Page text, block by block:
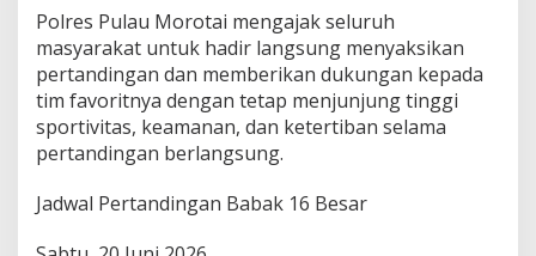
a
k
1
6
B
e
a
T
Polres Pulau Morotai mengajak seluruh
masyarakat untuk hadir langsung menyaksikan
pertandingan dan memberikan dukungan kepada
tim favoritnya dengan tetap menjunjung tinggi
sportivitas, keamanan, dan ketertiban selama
pertandingan berlangsung.
Jadwal Pertandingan Babak 16 Besar